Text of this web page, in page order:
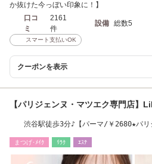
か抜けた今っぼい印象に！】
口コ
ミ
2161
件
設備 総数5
スマート支払いOK
クーポンを表示
【パリジェンヌ・マツエク専門店
渋谷駅徒歩3分♪【パーマ/￥2680★パ
まつげ･ﾒｲｸ ﾘﾗｸ ｴｽﾃ